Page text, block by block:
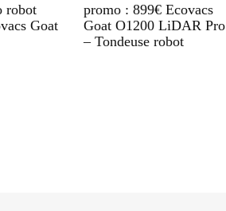
robot
Goat
promo : 899€ Ecovacs
Goat O1200 LiDAR Pro
– Tondeuse robot